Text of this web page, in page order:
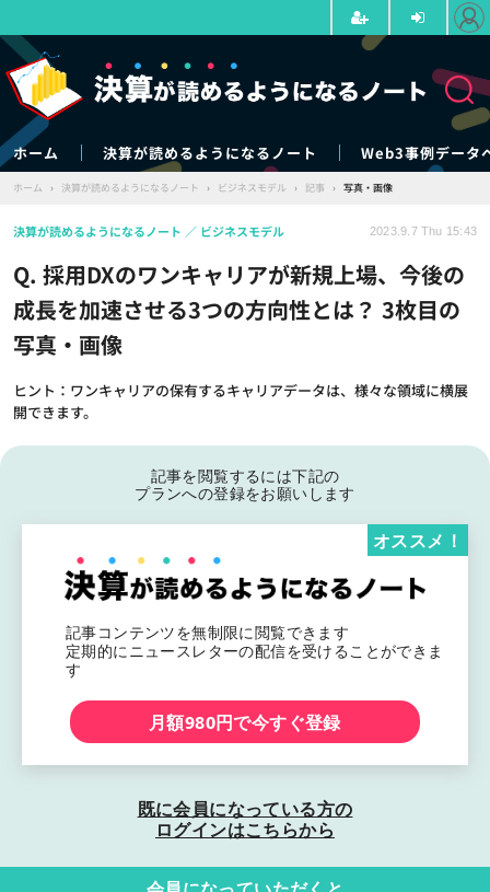
ホーム 決算が読めるようになるノート Web3事例データ
ホーム › 決算が読めるようになるノート › ビジネスモデル › 記事 › 写真・画像
Q. 採用DXのワンキャリアが新規上場、今後の
成長を加速させる3つの方向性とは？ 3枚目の
写真・画像
ヒント：ワンキャリアの保有するキャリアデータは、様々な領域に横展
開できます。
決算が読めるようになるノート ビジネスモデル 2023.9.7 Thu 15:43
記事を閲覧するには下記の
プランへの登録をお願いします
記事コンテンツを無制限に閲覧できます
定期的にニュースレターの配信を受けることができま
す
オススメ！
月額980円で今すぐ登録
既に会員になっている方の
ログインはこちらから